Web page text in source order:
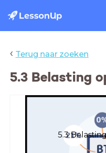
‹ Terug naar zoeken
5.3 Belasting
5.3